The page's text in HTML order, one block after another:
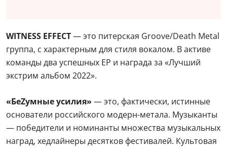
WITNESS EFFECT— это питерская Groove/Death Metal
группа, с характерным для стиля вокалом. В активе
команды два успешных EP и награда за «Лучший
экстрим альбом 2022».
«БеZумные усилия» — это, фактически, истинные
основатели российского модерн-метала. Музыканты
— победители и номинанты множества музыкальных
наград, хедлайнеры десятков фестивалей. Культовая